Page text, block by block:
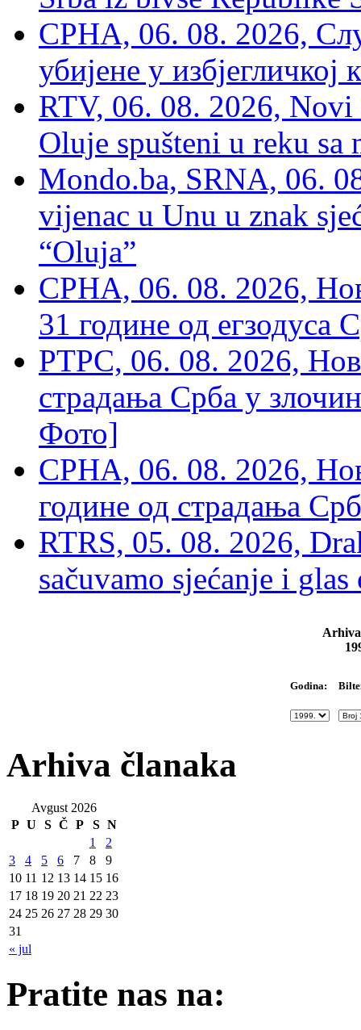
СРНА, 06. 08. 2026,
убијене у избјегличкој
RTV, 06. 08. 2026, Novi
Oluje spušteni u reku sa
Mondo.ba, SRNA, 06.
vijenac u Unu u znak
“Oluja”
СРНА, 06. 08. 2026,
31 године од егзодуса
РТРС, 06. 08. 2026,
страдања Срба у
Фото]
СРНА, 06. 08. 2026,
године од страдања
RTRS, 05. 08. 2026,
sačuvamo sjećanje i
Godina:
Arhiva članaka
Avgust 2026
P U S Č P S N
« jul
1
2
3
4 5 6 7 8
9
10 11 12 13 14 15 16
17 18 19 20 21 22 23
24 25 26 27 28 29 30
31
Pratite nas na: